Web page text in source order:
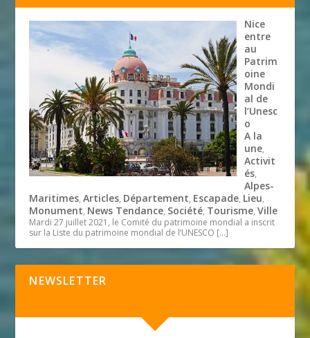
Nice
entre
au
Patrim
oine
Mondi
al de
l’Unesc
o
A la
une,
Activit
és,
Alpes-
Maritimes,Articles, Département, Escapade, Lieu,
Monument, News Tendance, Société, Tourisme,Ville
Mardi 27 juillet 2021, le Comité du patrimoine mondial a inscrit
sur la Liste du patrimoine mondial de l’UNESCO […]
NEWSLETTER